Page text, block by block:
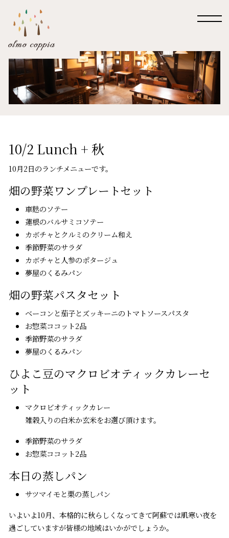
10/2 Lunch + 秋
10月2日のランチメニューです。
畑の野菜ワンプレートセット
車麩のソテー
蓮根のバルサミコソテー
カボチャとクルミのクリーム和え
季節野菜のサラダ
カボチャと人参のポタージュ
夢屋のくるみパン
畑の野菜パスタセット
ベーコンと茄子とズッキーニのトマトソースパスタ
お惣菜ココット2品
季節野菜のサラダ
夢屋のくるみパン
ひよこ豆のマクロビオティックカレーセ
ット
マクロビオティックカレー
雑穀入りの白米か玄米をお選び頂けます。
季節野菜のサラダ
お惣菜ココット2品
本日の蒸しパン
サツマイモと栗の蒸しパン
いよいよ10月、本格的に秋らしくなってきて阿蘇では肌寒い夜を
過ごしていますが皆様の地域はいかがでしょうか。